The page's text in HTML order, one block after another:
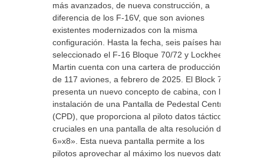
más avanzados, de nueva construcción, a
diferencia de los F-16V, que son aviones
existentes modernizados con la misma
configuración. Hasta la fecha, seis países han
seleccionado el F-16 Bloque 70/72 y Lockheed
Martin cuenta con una cartera de producción
de 117 aviones, a febrero de 2025. El Block 70
presenta un nuevo concepto de cabina, con la
instalación de una Pantalla de Pedestal Central
(CPD), que proporciona al piloto datos tácticos
cruciales en una pantalla de alta resolución de
6»x8». Esta nueva pantalla permite a los
pilotos aprovechar al máximo los nuevos datos